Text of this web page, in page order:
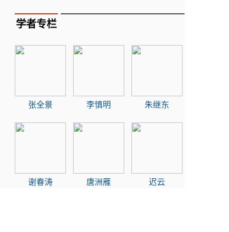
学者专栏
张全景 李慎明 朱继东
谢春涛 唐洲雁 迟云